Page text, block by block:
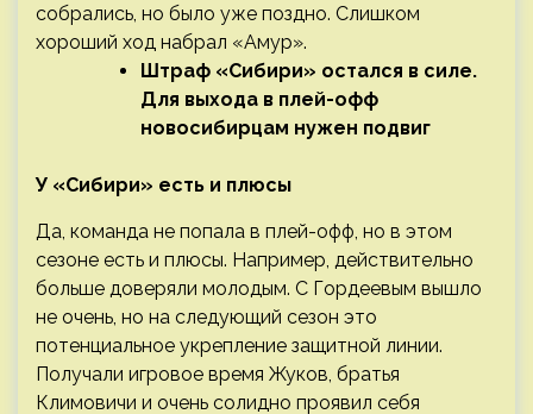
собрались, но было уже поздно. Слишком
хороший ход набрал «Амур».
Штраф «Сибири» остался в силе.
Для выхода в плей-офф
новосибирцам нужен подвиг
У «Сибири» есть и плюсы
Да, команда не попала в плей-офф, но в этом
сезоне есть и плюсы. Например, действительно
больше доверяли молодым. С Гордеевым вышло
не очень, но на следующий сезон это
потенциальное укрепление защитной линии.
Получали игровое время Жуков, братья
Климовичи и очень солидно проявил себя